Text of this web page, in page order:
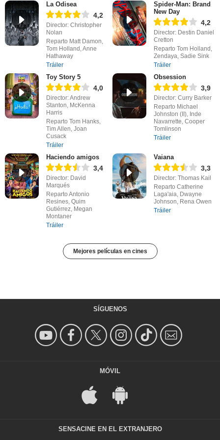
La Odisea
4,2
Director: Christopher
Nolan
Reparto Matt Damon,
Tom Holland, Anne
Hathaway
Tráiler
Spider-Man: Brand
New Day
4,2
Director: Destin Daniel
Cretton
Reparto Tom Holland,
Zendaya, Sadie Sink
Tráiler
Toy Story 5
4,0
Director: Andrew
Stanton, McKenna
Harris
Reparto Tom Hanks,
Tim Allen, Joan
Cusack
Tráiler
Obsession
3,9
Director: Curry Barker
Reparto Michael
Johnston (II), Inde
Navarrette, Cooper
Tomlinson
Tráiler
Haciendo amigos
3,4
Director: David
Marqués
Reparto Antonio
Resines, Quim
Gutiérrez, Megan
Montaner
Tráiler
Vaiana
3,3
Director: Thomas Kail
Reparto Catherine
Laga'aia, Dwayne
Johnson, Rena Owen
Tráiler
Mejores películas en cines
SÍGUENOS
MÓVIL
SENSACINE EN EL EXTRANJERO